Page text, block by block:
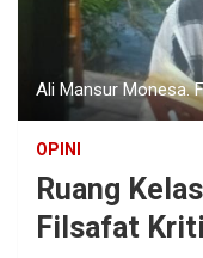
Ali Mansur Monesa.
OPINI
Ruang
Filsafat